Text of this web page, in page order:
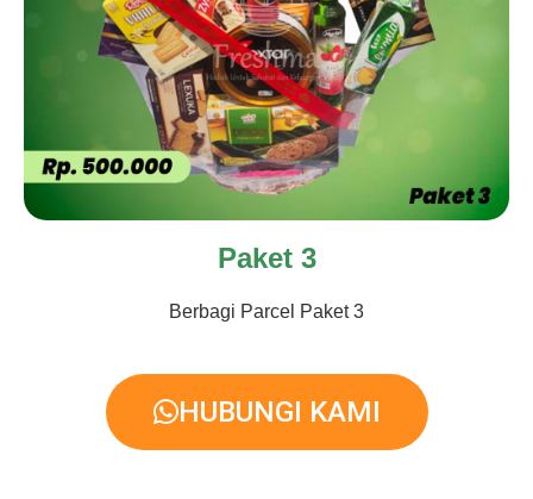
Paket 3
Berbagi Parcel Paket 3
HUBUNGI KAMI